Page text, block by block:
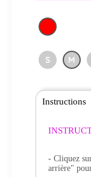
S M
Instructions
- Cliquez
arrière"